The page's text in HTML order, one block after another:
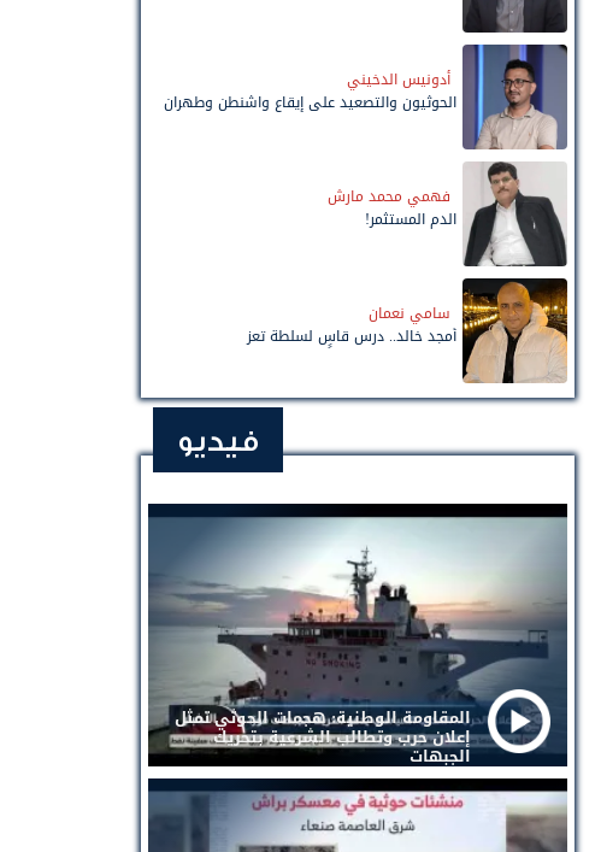
أدونيس الدخيني
الحوثيون والتصعيد على إيقاع واشنطن وطهران
فهمي محمد مارش
الدم المستثمر!
سامي نعمان
أمجد خالد.. درس قاسٍ لسلطة تعز
فيديو
المقاومة الوطنية: هجمات الحوثي تمثل
إعلان حرب وتطالب الشرعية بتحريك
الجبهات